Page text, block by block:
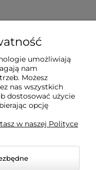
umożliwiają
nam
Możesz
nas wszystkich
dostosować użycie
opcję
w naszej Polityce